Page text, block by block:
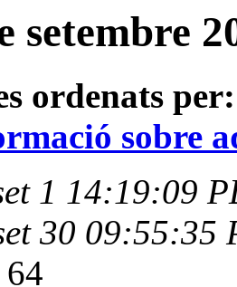
setembre
ordenats per:
sobre
1 14:19:09
30 09:55:35
64